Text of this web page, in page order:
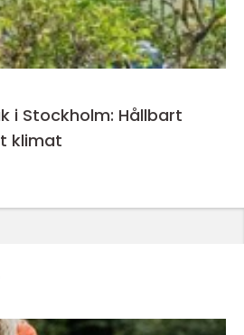
i Stockholm: Hållbart
klimat